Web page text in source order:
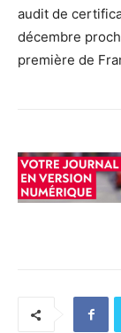
audit de
décembre
première de